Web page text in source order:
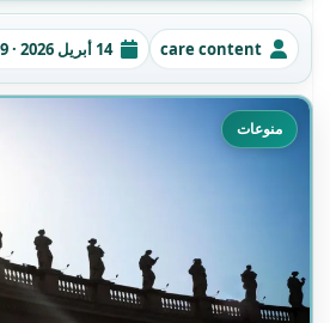
الكاتبcare content تاريخ النشر
14 أبريل 2026 · 13:39
منوعات